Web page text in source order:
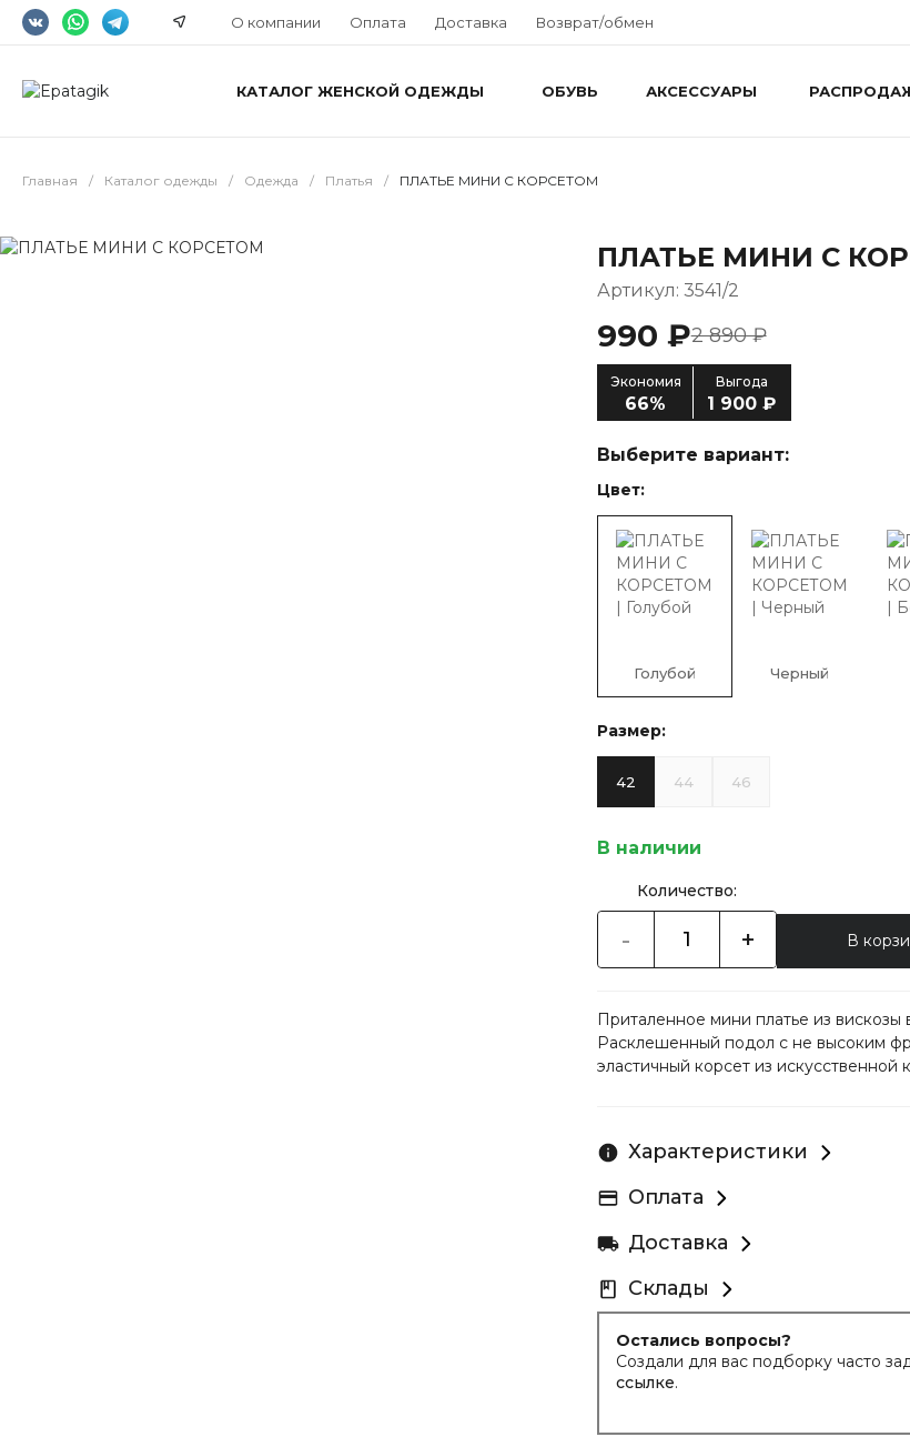
О компании Оплата Доставка Возврат/обмен
КАТАЛОГ ЖЕНСКОЙ ОДЕЖДЫ ОБУВЬ АКСЕССУАРЫ
Главная / Каталог одежды / Одежда / Платья / ПЛАТЬЕ МИНИ С КОРСЕТОМ
ПЛАТЬЕ МИНИ С
Артикул: 3541/2
990 ₽2 890 ₽
Экономия
66%
Выгода
1 900 ₽
Выберите вариант:
Цвет:
Голубой Черный
Размер:
42 44 46
В наличии
Количество:
- + В
Приталенное мини платье из вискозы
Расклешенный подол с не высоким
эластичный корсет из искусственной
Характеристики
Оплата
Доставка
Склады
Остались вопросы?
Создали для вас подборку часто
ссылке.